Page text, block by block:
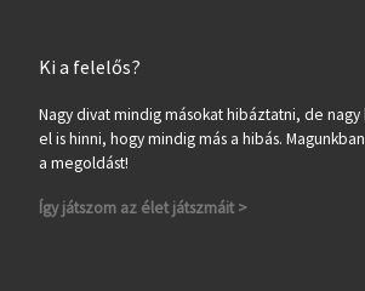
Ki a felelős?
Nagy divat mindig másokat hibáztatni, de
el is hinni, hogy mindig más a hibás.
a megoldást!
Így játszom az élet játszmáit >